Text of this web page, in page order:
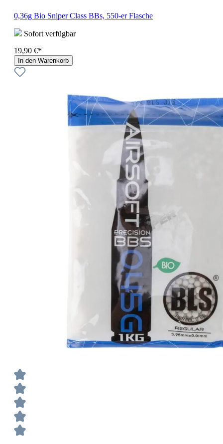
0,36g Bio Sniper Class BBs, 550-er Flasche
Sofort verfügbar
19,90 €*
In den Warenkorb